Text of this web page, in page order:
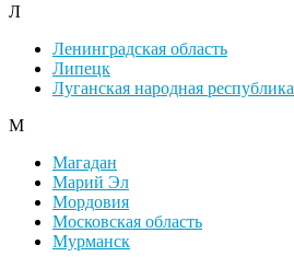
Л
Ленинградская область
Липецк
Луганская народная республика
М
Магадан
Марий Эл
Мордовия
Московская область
Мурманск